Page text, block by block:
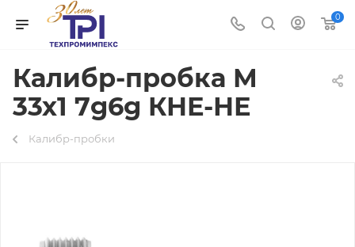
0
Калибр-пробка М
33х1 7g6g КНЕ-НЕ
Калибр-пробки